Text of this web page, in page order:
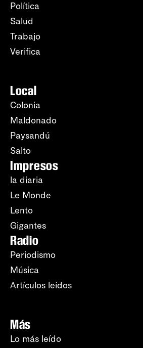
Política
Salud
Trabajo
Verifica
Local
Colonia
Maldonado
Paysandú
Salto
Impresos
la diaria
Le Monde
Lento
Gigantes
Radio
Periodismo
Música
Artículos leídos
Más
Lo más leído